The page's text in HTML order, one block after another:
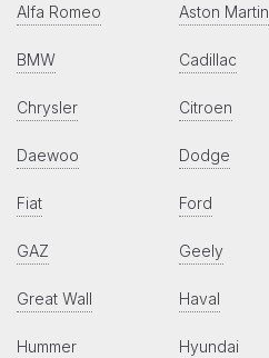
Alfa Romeo Aston Martin
BMW Cadillac
Chrysler Citroen
Daewoo Dodge
Fiat Ford
GAZ Geely
Great Wall Haval
Hummer Hyundai